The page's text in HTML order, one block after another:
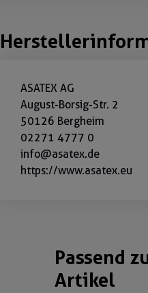
ASATEX AG
August-Borsig-Str. 2
50126 Bergheim
02271 4777 0
info@asatex.de
https://www.asatex.eu
Produktgalerie
Passend
Artikel